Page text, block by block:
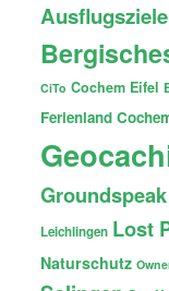
CiTo Cochem Eifel
Ferienland
Groundspeak
Leichlingen Lost
Naturschutz